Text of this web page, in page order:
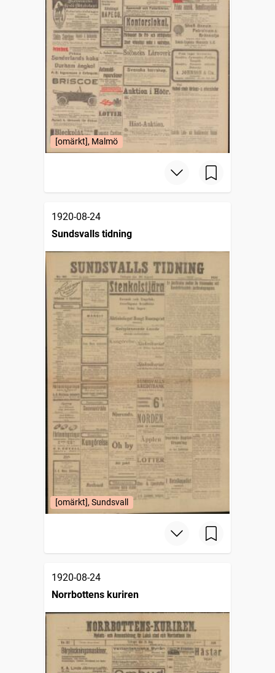
[omärkt], Malmö
1920-08-24
Sundsvalls tidning
[omärkt], Sundsvall
1920-08-24
Norrbottens kuriren